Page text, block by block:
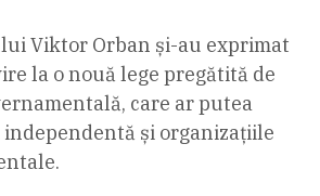
Viktor Orban și-au exprimat
la o nouă lege pregătită de
care ar putea
și organizațiile